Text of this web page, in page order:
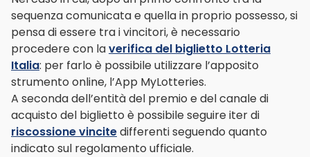
sequenza comunicata e quella in proprio possesso, si
pensa di essere tra i vincitori, è necessario
procedere con laverifica del biglietto Lotteria
Italia: per farlo è possibile utilizzare l’apposito
strumento online, l’App MyLotteries.
A seconda dell’entità del premio e del canale di
acquisto del biglietto è possibile seguire iter di
riscossione vincitedifferenti seguendo quanto
indicato sul regolamento ufficiale.